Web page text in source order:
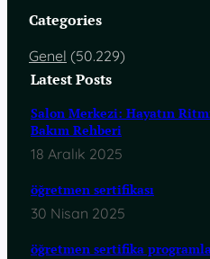
Categories
Genel (50.229)
Latest Posts
Salon Merkezi: Hayatın
Bakım Rehberi
18 Aralık 2025
öğretmen sertifikası
30 Nisan 2025
öğretmen sertifika